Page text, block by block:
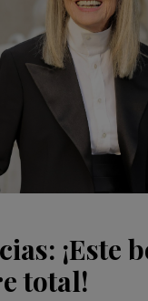
¡Este
total!